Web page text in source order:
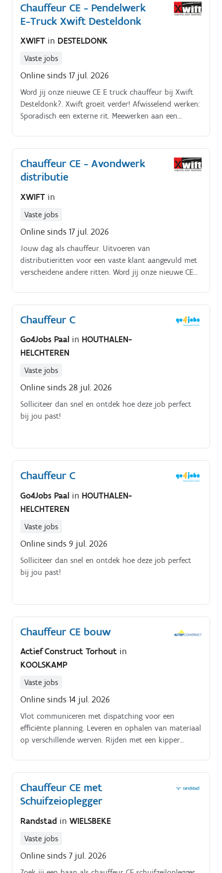
Chauffeur CE - Pendelwerk
E-Truck Xwift Desteldonk
XWIFT in DESTELDONK
Vaste jobs
Online sinds 17 jul. 2026
Word jij onze nieuwe CE E truck chauffeur bij Xwift
Desteldonk?. Xwift groeit verder! Afwisselend werken:
Sporadisch een externe rit. Meewerken aan een
Chauffeur CE - Avondwerk
distributie
XWIFT in
Vaste jobs
Online sinds 17 jul. 2026
Jouw dag als chauffeur. Uitvoeren van
distributieritten voor een vaste klant aangevuld met
verscheidene andere ritten. Word jij onze nieuwe CE
Chauffeur C
Go4Jobs Paal in HOUTHALEN-
HELCHTEREN
Vaste jobs
Online sinds 28 jul. 2026
Solliciteer dan snel en ontdek hoe deze job perfect
bij jou past!
Chauffeur C
Go4Jobs Paal in HOUTHALEN-
HELCHTEREN
Vaste jobs
Online sinds 9 jul. 2026
Solliciteer dan snel en ontdek hoe deze job perfect
bij jou past!
Chauffeur CE bouw
Actief Construct Torhout in
KOOLSKAMP
Vaste jobs
Online sinds 14 jul. 2026
Vlot communiceren met dispatching voor een
efficiënte planning. Leveren en ophalen van materiaal
op verschillende werven. Rijden met een kipper
Chauffeur CE met
Schuifzeioplegger
Randstad in WIELSBEKE
Vaste jobs
Online sinds 7 jul. 2026